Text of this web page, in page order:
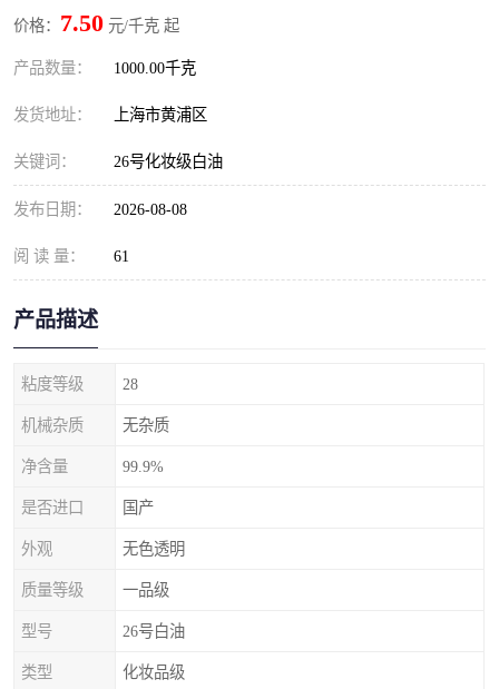
价格： 7.50 元/千克 起
产品数量： 1000.00千克
发货地址： 上海市黄浦区
关键词： 26号化妆级白油
发布日期： 2026-08-08
阅 读 量： 61
产品描述
粘度等级 28
机械杂质 无杂质
净含量 99.9%
是否进口 国产
外观 无色透明
质量等级 一品级
型号 26号白油
类型 化妆品级